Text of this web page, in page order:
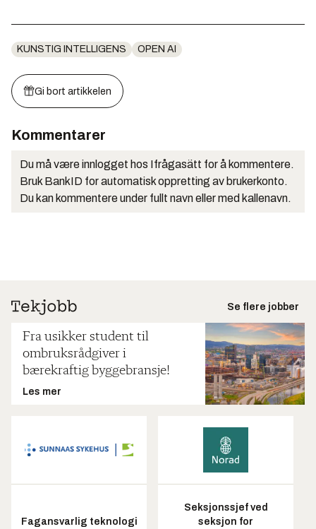
KUNSTIG INTELLIGENS OPEN AI
Gi bort artikkelen
Kommentarer
Du må være innlogget hos Ifrågasätt for å kommentere.
Bruk BankID for automatisk oppretting av brukerkonto.
Du kan kommentere under fullt navn eller med kallenavn.
Se flere jobber
Fra usikker student til
ombruksrådgiver i
bærekraftig byggebransje!
Les mer
Fagansvarlig teknologi
Seksjonssjef ved
seksjon for